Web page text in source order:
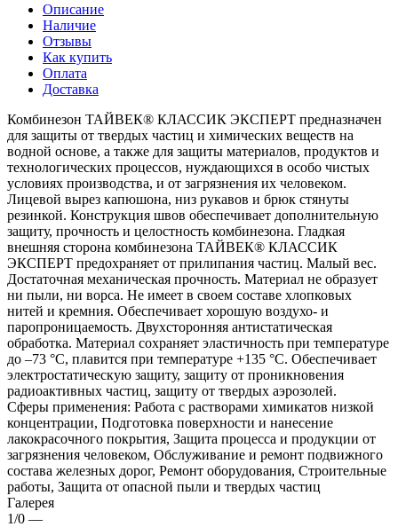
Описание
Наличие
Отзывы
Как купить
Оплата
Доставка
Комбинезон ТАЙВЕК® КЛАССИК ЭКСПЕРТ предназначен
для защиты от твердых частиц и химических веществ на
водной основе, а также для защиты материалов, продуктов и
технологических процессов, нуждающихся в особо чистых
условиях производства, и от загрязнения их человеком.
Лицевой вырез капюшона, низ рукавов и брюк стянуты
резинкой. Конструкция швов обеспечивает дополнительную
защиту, прочность и целостность комбинезона. Гладкая
внешняя сторона комбинезона ТАЙВЕК® КЛАССИК
ЭКСПЕРТ предохраняет от прилипания частиц. Малый вес.
Достаточная механическая прочность. Материал не образует
ни пыли, ни ворса. Не имеет в своем составе хлопковых
нитей и кремния. Обеспечивает хорошую воздухо- и
паропроницаемость. Двухсторонняя антистатическая
обработка. Материал сохраняет эластичность при температуре
до –73 °С, плавится при температуре +135 °С. Обеспечивает
электростатическую защиту, защиту от проникновения
радиоактивных частиц, защиту от твердых аэрозолей.
Сферы применения: Работа с растворами химикатов низкой
концентрации, Подготовка поверхности и нанесение
лакокрасочного покрытия, Защита процесса и продукции от
загрязнения человеком, Обслуживание и ремонт подвижного
состава железных дорог, Ремонт оборудования, Строительные
работы, Защита от опасной пыли и твердых частиц
Галерея
1/0 —